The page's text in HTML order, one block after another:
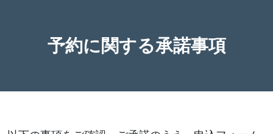
予約に関する承諾事項